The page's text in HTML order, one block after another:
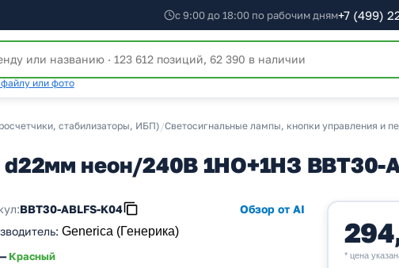
с 9:00 до 18:00 по рабочим дням+7 (499)
или фото
стабилизаторы, ИБП) /Светосигнальные лампы, кнопки управления и
d22мм неон/240В 1НО+1НЗ BBT30-
BBT30-ABLFS-K04
Обзор от AI
: Generica (Генерика)
Красный * цена